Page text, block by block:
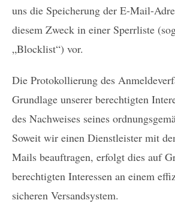
uns die Speicherung der E-Mail-
diesem Zweck in einer Sperrliste
„Blocklist“) vor.
Die Protokollierung des
Grundlage unserer berechtigten
des Nachweises seines
Soweit wir einen Dienstleister mit
Mails beauftragen, erfolgt dies auf
berechtigten Interessen an einem
sicheren Versandsystem.